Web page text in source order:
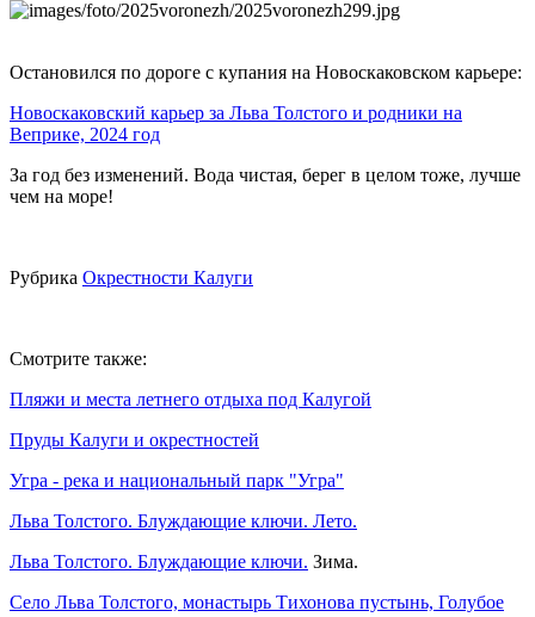
Остановился по дороге с купания на Новоскаковском карьере:
Новоскаковский карьер за Льва Толстого и родники на
Веприке, 2024 год
За год без изменений. Вода чистая, берег в целом тоже, лучше
чем на море!
Рубрика Окрестности Калуги
Смотрите также:
Пляжи и места летнего отдыха под Калугой
Пруды Калуги и окрестностей
Угра - река и национальный парк "Угра"
Льва Толстого. Блуждающие ключи. Лето.
Льва Толстого. Блуждающие ключи. Зима.
Село Льва Толстого, монастырь Тихонова пустынь, Голубое